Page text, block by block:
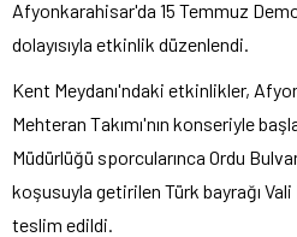
Afyonkarahisar'da 15 Temmuz
dolayısıyla etkinlik düzenlendi.
Kent Meydanı'ndaki etkinlikler,
Mehteran Takımı'nın konseriyle
Müdürlüğü sporcularınca Ordu
koşusuyla getirilen Türk bayrağı
teslim edildi.